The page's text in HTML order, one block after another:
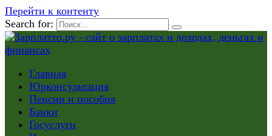
Перейти к контенту
Search for:
Главная
Юрконсультация
Пенсии и пособия
Банки
Госуслуги